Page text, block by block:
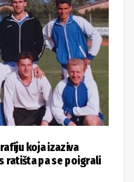
koja izaziva
ratišta pa se poigrali